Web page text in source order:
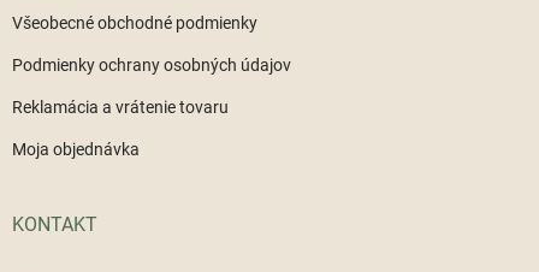
Všeobecné obchodné podmienky
Podmienky ochrany osobných údajov
Reklamácia a vrátenie tovaru
Moja objednávka
KONTAKT